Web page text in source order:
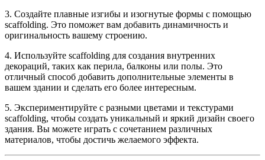
3. Создайте плавные изгибы и изогнутые формы с помощью
scaffolding. Это поможет вам добавить динамичность и
оригинальность вашему строению.
4. Используйте scaffolding для создания внутренних
декораций, таких как перила, балконы или полы. Это
отличный способ добавить дополнительные элементы в
вашем здании и сделать его более интересным.
5. Экспериментируйте с разными цветами и текстурами
scaffolding, чтобы создать уникальный и яркий дизайн своего
здания. Вы можете играть с сочетанием различных
материалов, чтобы достичь желаемого эффекта.